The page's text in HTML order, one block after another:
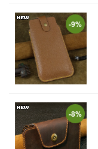
-9%
-8%